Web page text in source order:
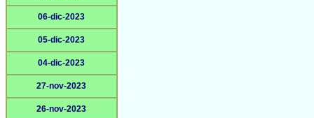
06-dic-2023
05-dic-2023
04-dic-2023
27-nov-2023
26-nov-2023